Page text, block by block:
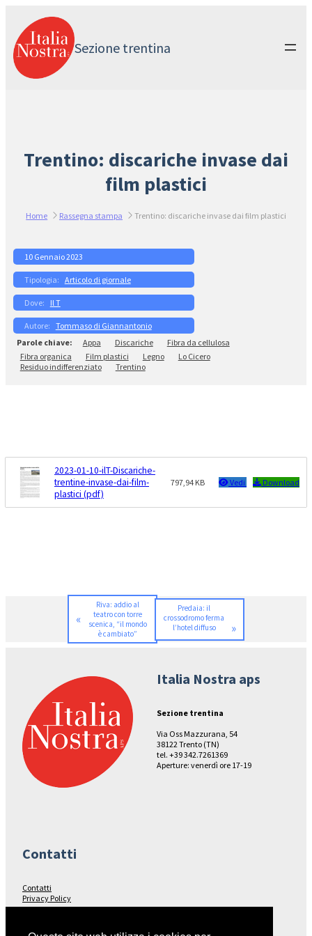
contenuto
Sezione trentina
Trentino: discariche invase dai
film plastici
Home Rassegna stampa Trentino: discariche invase dai film plastici
10 Gennaio 2023
Articolo di giornale
Il T
Tommaso di Giannantonio
Appa
Discariche
Fibra da cellulosa
Fibra organica
Film plastici Legno
Lo Cicero
Residuo indifferenziato
Trentino
2023-01-10-ilT-Discariche-
trentine-invase-dai-film-
plastici (pdf)
797,94 KB Vedi Download
«
Riva: addio al
teatro con torre
scenica, “il mondo
è cambiato”
Predaia: il
crossodromo ferma
l’hotel diffuso
»
Italia Nostra aps
Sezione trentina
Via Oss Mazzurana, 54
38122 Trento (TN)
tel. +39 342.7261369
Aperture: venerdì ore 17-19
Contatti
Contatti
Privacy Policy
Seguici su…